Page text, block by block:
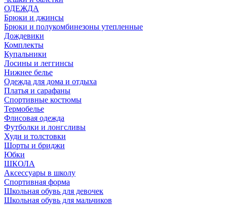
ОДЕЖДА
Брюки и джинсы
Брюки и полукомбинезоны утепленные
Дождевики
Комплекты
Купальники
Лосины и леггинсы
Нижнее белье
Одежда для дома и отдыха
Платья и сарафаны
Спортивные костюмы
Термобелье
Флисовая одежда
Футболки и лонгсливы
Худи и толстовки
Шорты и бриджи
Юбки
ШКОЛА
Аксессуары в школу
Спортивная форма
Школьная обувь для девочек
Школьная обувь для мальчиков